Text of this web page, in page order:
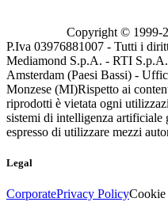
Copyright © 1999-
P.Iva 03976881007 - Tutti i
Mediamond S.p.A. - RTI
Amsterdam (Paesi Bassi) -
Monzese (MI)Rispetto ai
riprodotti è vietata ogni
sistemi di intelligenza artificiale
espresso di utilizzare mezzi
Legal
CorporatePrivacy Policy